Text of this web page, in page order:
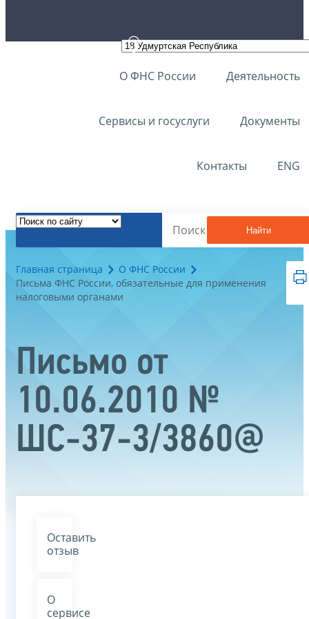
О ФНС России Деятельность
Сервисы и госуслуги Документы
Контакты ENG
Найти
Главная страница
О ФНС России
Письма ФНС России, обязательные для применения
налоговыми органами
Письмо от
10.06.2010 №
ШС-37-3/3860@
Оставить
отзыв
О
сервисе